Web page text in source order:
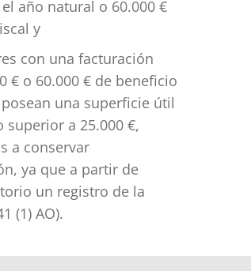
año natural o 60.000 €
y
con una facturación
€ o 60.000 € de beneficio
una superficie útil
a 25.000 €,
a conservar
ya que a partir de
un registro de la
(1) AO).